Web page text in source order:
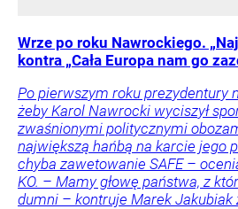
Wrze po roku Nawrockiego.
kontra „Cała Europa nam go
Po pierwszym roku prezydentury
żeby Karol Nawrocki wyciszył
zwaśnionymi politycznymi
największą hańbą na karcie jego
chyba zawetowanie SAFE –
KO. – Mamy głowę państwa, z
dumni – kontruje Marek Jakubiak